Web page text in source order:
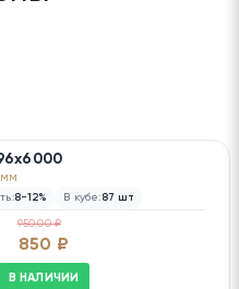
мм
8-12% В кубе: 87 шт
950.00 ₽
850 ₽
В НАЛИЧИИ